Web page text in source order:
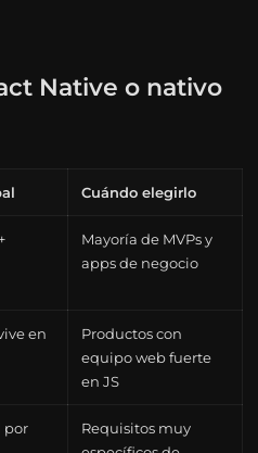
Native o nativo
Cuándo elegirlo
Mayoría de MVPs y
apps de negocio
en
Productos con
equipo web fuerte
en JS
por
Requisitos muy